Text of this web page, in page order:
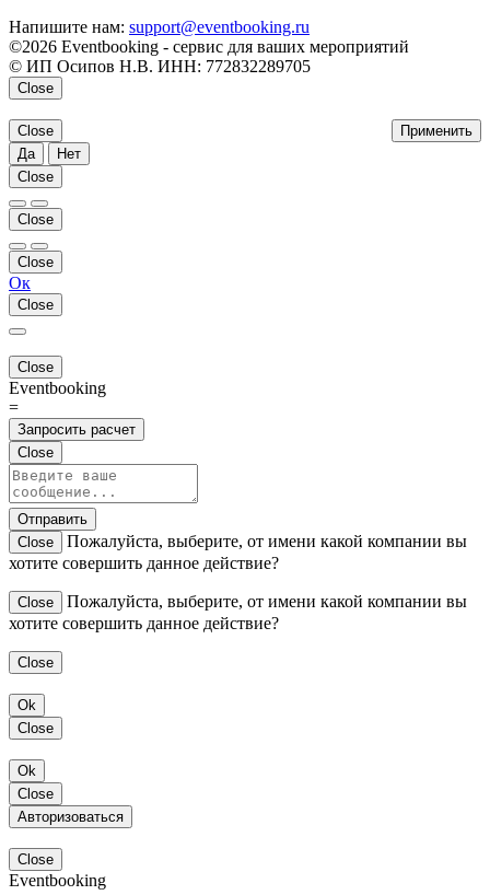
Напишите нам: support@eventbooking.ru
©2026 Eventbooking - сервис для ваших мероприятий
© ИП Осипов Н.В. ИНН: 772832289705
Close
Применить
Close
Да
Нет
Close
Close
Close
Ок
Close
Close
Eventbooking
=
Запросить расчет
Close
Отправить
Close
Пожалуйста, выберите, от имени какой компании вы
хотите совершить данное действие?
Close
Пожалуйста, выберите, от имени какой компании вы
хотите совершить данное действие?
Close
Ok
Close
Ok
Close
Авторизоваться
Close
Eventbooking